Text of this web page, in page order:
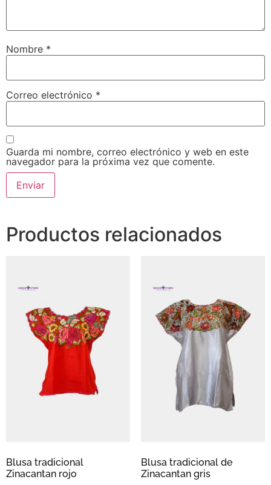
Nombre *
Correo electrónico *
Guarda mi nombre, correo electrónico y web en este
navegador para la próxima vez que comente.
Productos relacionados
Blusa tradicional
Zinacantan rojo
Blusa tradicional de
Zinacantan gris